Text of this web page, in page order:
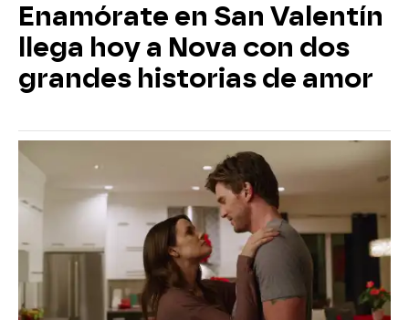
Enamórate en San Valentín
llega hoy a Nova con dos
grandes historias de amor